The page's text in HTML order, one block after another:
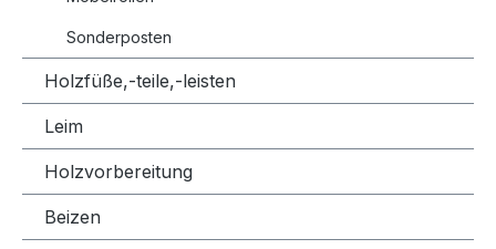
Sonderposten
Holzfüße,-teile,-leisten
Leim
Holzvorbereitung
Beizen